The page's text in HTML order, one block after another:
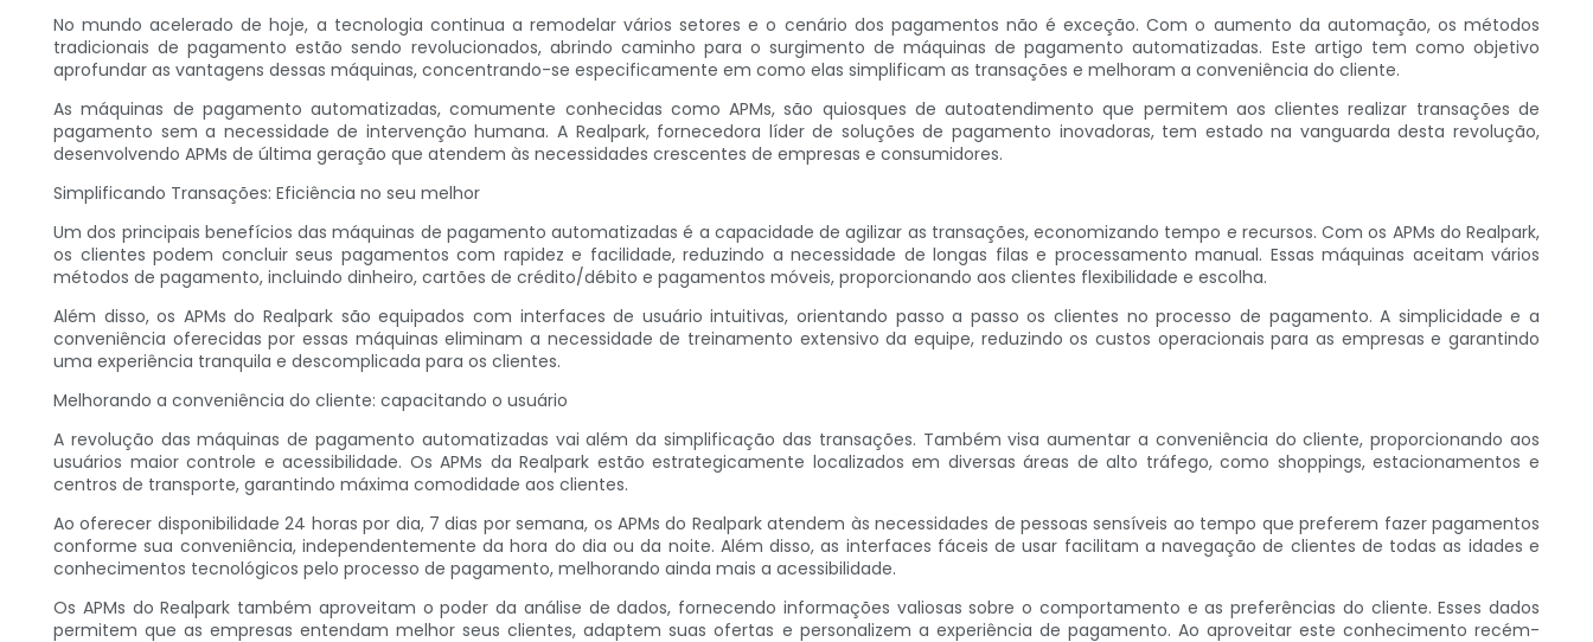
No mundo acelerado de hoje, a tecnologia continua a remodelar vários setores e o cenário dos pagamentos não é exceção. Com o aumento da automação, os métodos
tradicionais de pagamento estão sendo revolucionados, abrindo caminho para o surgimento de máquinas de pagamento automatizadas. Este artigo tem como objetivo
aprofundar as vantagens dessas máquinas, concentrando-se especificamente em como elas simplificam as transações e melhoram a conveniência do cliente.
As máquinas de pagamento automatizadas, comumente conhecidas como APMs, são quiosques de autoatendimento que permitem aos clientes realizar transações de
pagamento sem a necessidade de intervenção humana. A Realpark, fornecedora líder de soluções de pagamento inovadoras, tem estado na vanguarda desta revolução,
desenvolvendo APMs de última geração que atendem às necessidades crescentes de empresas e consumidores.
Simplificando Transações: Eficiência no seu melhor
Um dos principais benefícios das máquinas de pagamento automatizadas é a capacidade de agilizar as transações, economizando tempo e recursos. Com os APMs do Realpark,
os clientes podem concluir seus pagamentos com rapidez e facilidade, reduzindo a necessidade de longas filas e processamento manual. Essas máquinas aceitam vários
métodos de pagamento, incluindo dinheiro, cartões de crédito/débito e pagamentos móveis, proporcionando aos clientes flexibilidade e escolha.
Além disso, os APMs do Realpark são equipados com interfaces de usuário intuitivas, orientando passo a passo os clientes no processo de pagamento. A simplicidade e a
conveniência oferecidas por essas máquinas eliminam a necessidade de treinamento extensivo da equipe, reduzindo os custos operacionais para as empresas e garantindo
uma experiência tranquila e descomplicada para os clientes.
Melhorando a conveniência do cliente: capacitando o usuário
A revolução das máquinas de pagamento automatizadas vai além da simplificação das transações. Também visa aumentar a conveniência do cliente, proporcionando aos
usuários maior controle e acessibilidade. Os APMs da Realpark estão estrategicamente localizados em diversas áreas de alto tráfego, como shoppings, estacionamentos e
centros de transporte, garantindo máxima comodidade aos clientes.
Ao oferecer disponibilidade 24 horas por dia, 7 dias por semana, os APMs do Realpark atendem às necessidades de pessoas sensíveis ao tempo que preferem fazer pagamentos
conforme sua conveniência, independentemente da hora do dia ou da noite. Além disso, as interfaces fáceis de usar facilitam a navegação de clientes de todas as idades e
conhecimentos tecnológicos pelo processo de pagamento, melhorando ainda mais a acessibilidade.
Os APMs do Realpark também aproveitam o poder da análise de dados, fornecendo informações valiosas sobre o comportamento e as preferências do cliente. Esses dados
permitem que as empresas entendam melhor seus clientes, adaptem suas ofertas e personalizem a experiência de pagamento. Ao aproveitar este conhecimento recém-